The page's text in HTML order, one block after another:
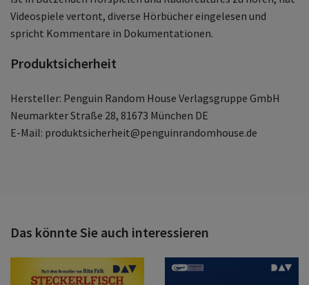
Videospiele vertont, diverse Hörbücher eingelesen und
spricht Kommentare in Dokumentationen.
Produktsicherheit
Hersteller: Penguin Random House Verlagsgruppe GmbH
Neumarkter Straße 28, 81673 München DE
E-Mail: produktsicherheit@penguinrandomhouse.de
Das könnte Sie auch interessieren